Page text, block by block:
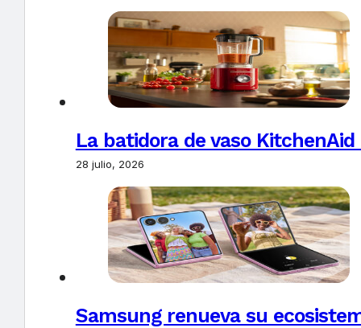
La batidora de vaso
28 julio, 2026
Samsung renueva su